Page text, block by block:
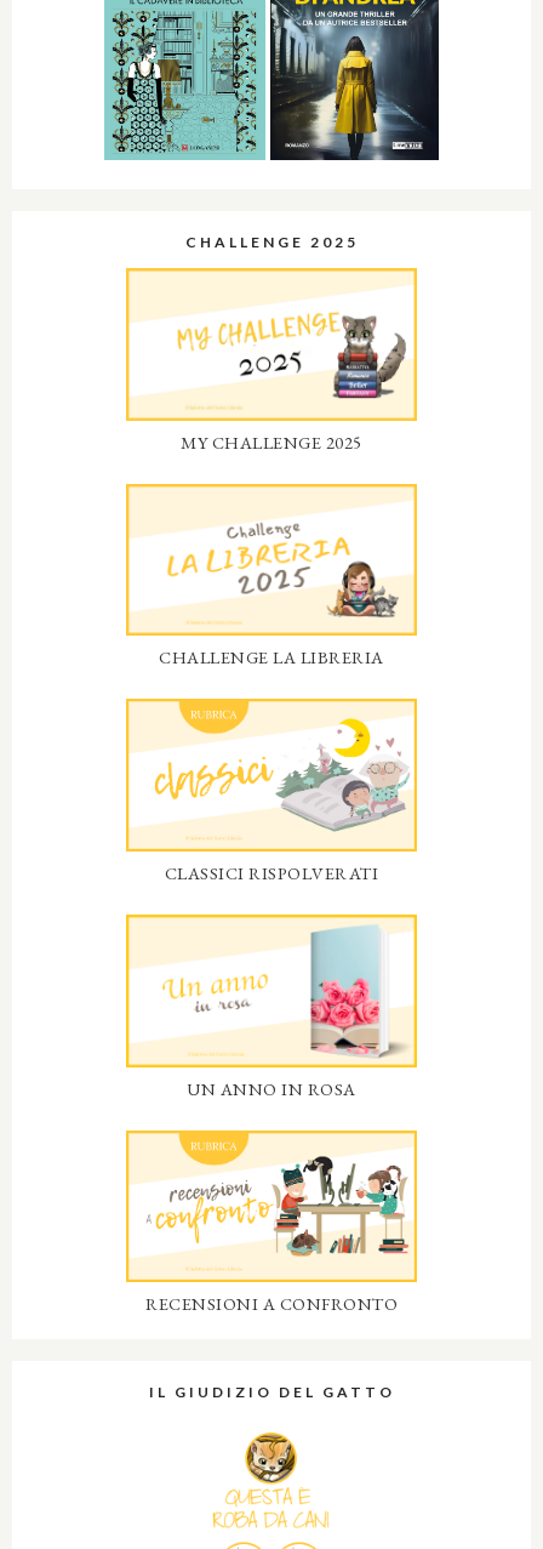
CHALLENGE 2025
MY CHALLENGE 2025
CHALLENGE LA LIBRERIA
CLASSICI RISPOLVERATI
UN ANNO IN ROSA
RECENSIONI A CONFRONTO
IL GIUDIZIO DEL GATTO